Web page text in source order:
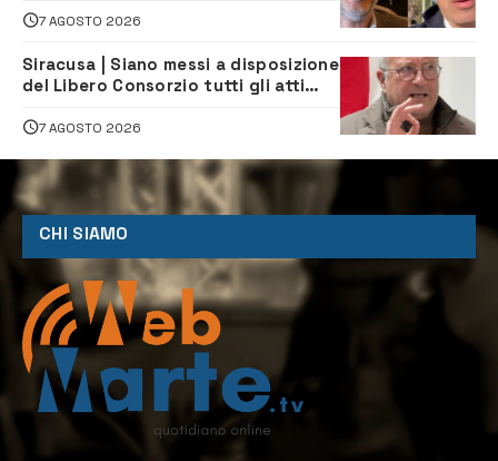
depuratore
7 AGOSTO 2026
Siracusa | Siano messi a disposizione
del Libero Consorzio tutti gli atti
7 AGOSTO 2026
CHI SIAMO